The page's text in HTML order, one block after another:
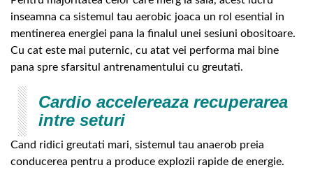
inseamna ca sistemul tau aerobic joaca un rol esential in
mentinerea energiei pana la finalul unei sesiuni obositoare.
Cu cat este mai puternic, cu atat vei performa mai bine
pana spre sfarsitul antrenamentului cu greutati.
Cardio accelereaza recuperarea
intre seturi
Cand ridici greutati mari, sistemul tau anaerob preia
conducerea pentru a produce explozii rapide de energie.